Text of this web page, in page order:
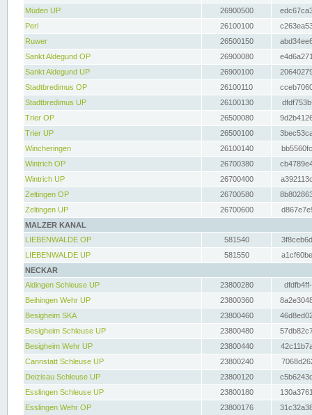
Müden UP
26900500
Perl
26100100
Ruwer
26500150
Sankt Aldegund OP
26900080
Sankt Aldegund UP
26900100
Stadtbredimus OP
26100110
Stadtbredimus UP
26100130
Trier OP
26500080
Trier UP
26500100
Wincheringen
26100140
Wintrich OP
26700380
Wintrich UP
26700400
Zeltingen OP
26700580
Zeltingen UP
26700600
MALZER KANAL
LIEBENWALDE OP
581540
LIEBENWALDE UP
581550
NECKAR
Aldingen Schleuse UP
23800280
Beihingen Wehr UP
23800360
Besigheim SKA
23800460
Besigheim Schleuse UP
23800480
Besigheim Wehr UP
23800440
Cannstatt Schleuse UP
23800240
Deizisau Schleuse UP
23800120
Esslingen Schleuse UP
23800180
Esslingen Wehr OP
23800176